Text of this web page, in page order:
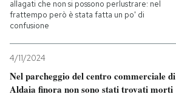
allagati che non si possono perlustrare: nel
frattempo però è stata fatta un po' di
confusione
4/11/2024
Nel parcheggio del centro commerciale di
Aldaia finora non sono stati trovati morti